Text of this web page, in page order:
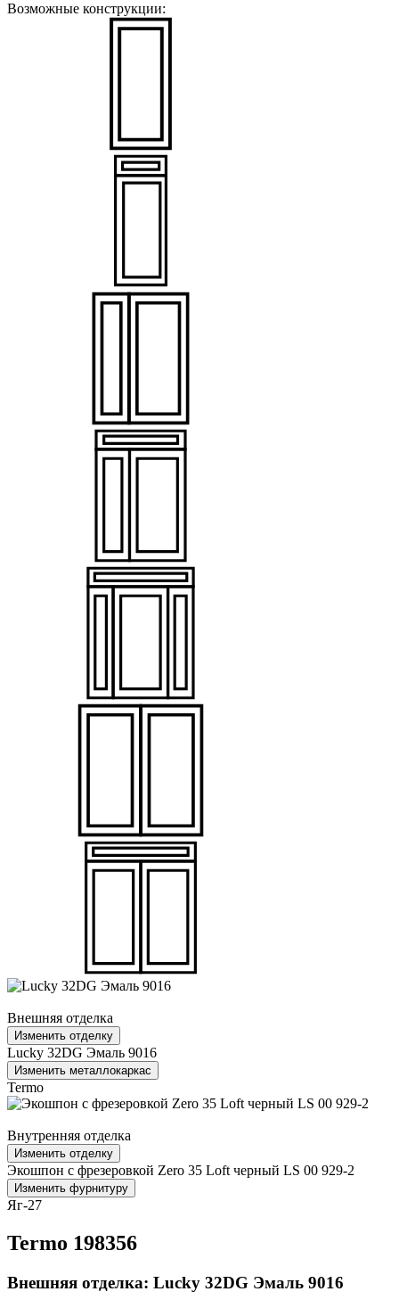
Возможные конструкции:
Внешняя отделка
Изменить отделку
Lucky 32DG Эмаль 9016
Изменить металлокаркас
Termo
Внутренняя отделка
Изменить отделку
Экошпон с фрезеровкой Zero 35 Loft черный LS 00 929-2
Изменить фурнитуру
Яг-27
Termo 198356
Внешняя отделка: Lucky 32DG Эмаль 9016